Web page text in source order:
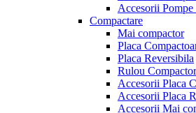
Accesorii Pompe
Compactare
Mai compactor
Placa
Placa Reversibila
Rulou Compactor
Accesorii Placa
Accesorii Placa
Accesorii Mai